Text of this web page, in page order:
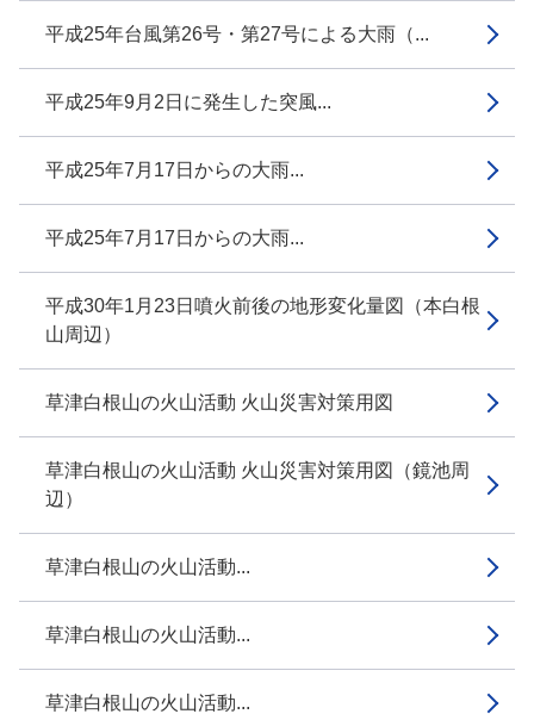
平成25年台風第26号・第27号による大雨（...
平成25年9月2日に発生した突風...
平成25年7月17日からの大雨...
平成25年7月17日からの大雨...
平成30年1月23日噴火前後の地形変化量図（本白根
山周辺）
草津白根山の火山活動 火山災害対策用図
草津白根山の火山活動 火山災害対策用図（鏡池周
辺）
草津白根山の火山活動...
草津白根山の火山活動...
草津白根山の火山活動...